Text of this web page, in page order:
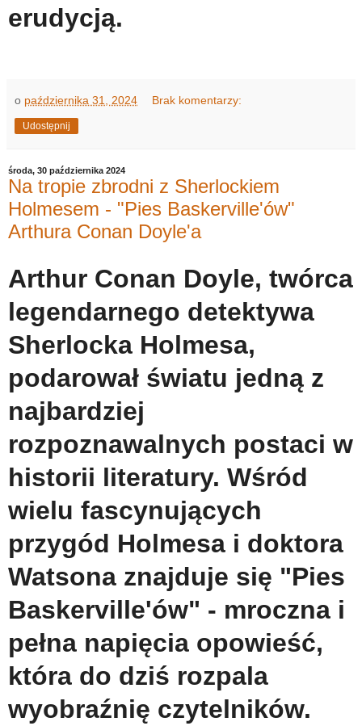
erudycją.
o października 31, 2024 Brak komentarzy:
Udostępnij
środa, 30 października 2024
Na tropie zbrodni z Sherlockiem
Holmesem - "Pies Baskerville'ów"
Arthura Conan Doyle'a
Arthur Conan Doyle, twórca
legendarnego detektywa
Sherlocka Holmesa,
podarował światu jedną z
najbardziej
rozpoznawalnych postaci w
historii literatury. Wśród
wielu fascynujących
przygód Holmesa i doktora
Watsona znajduje się "Pies
Baskerville'ów" - mroczna i
pełna napięcia opowieść,
która do dziś rozpala
wyobraźnię czytelników.